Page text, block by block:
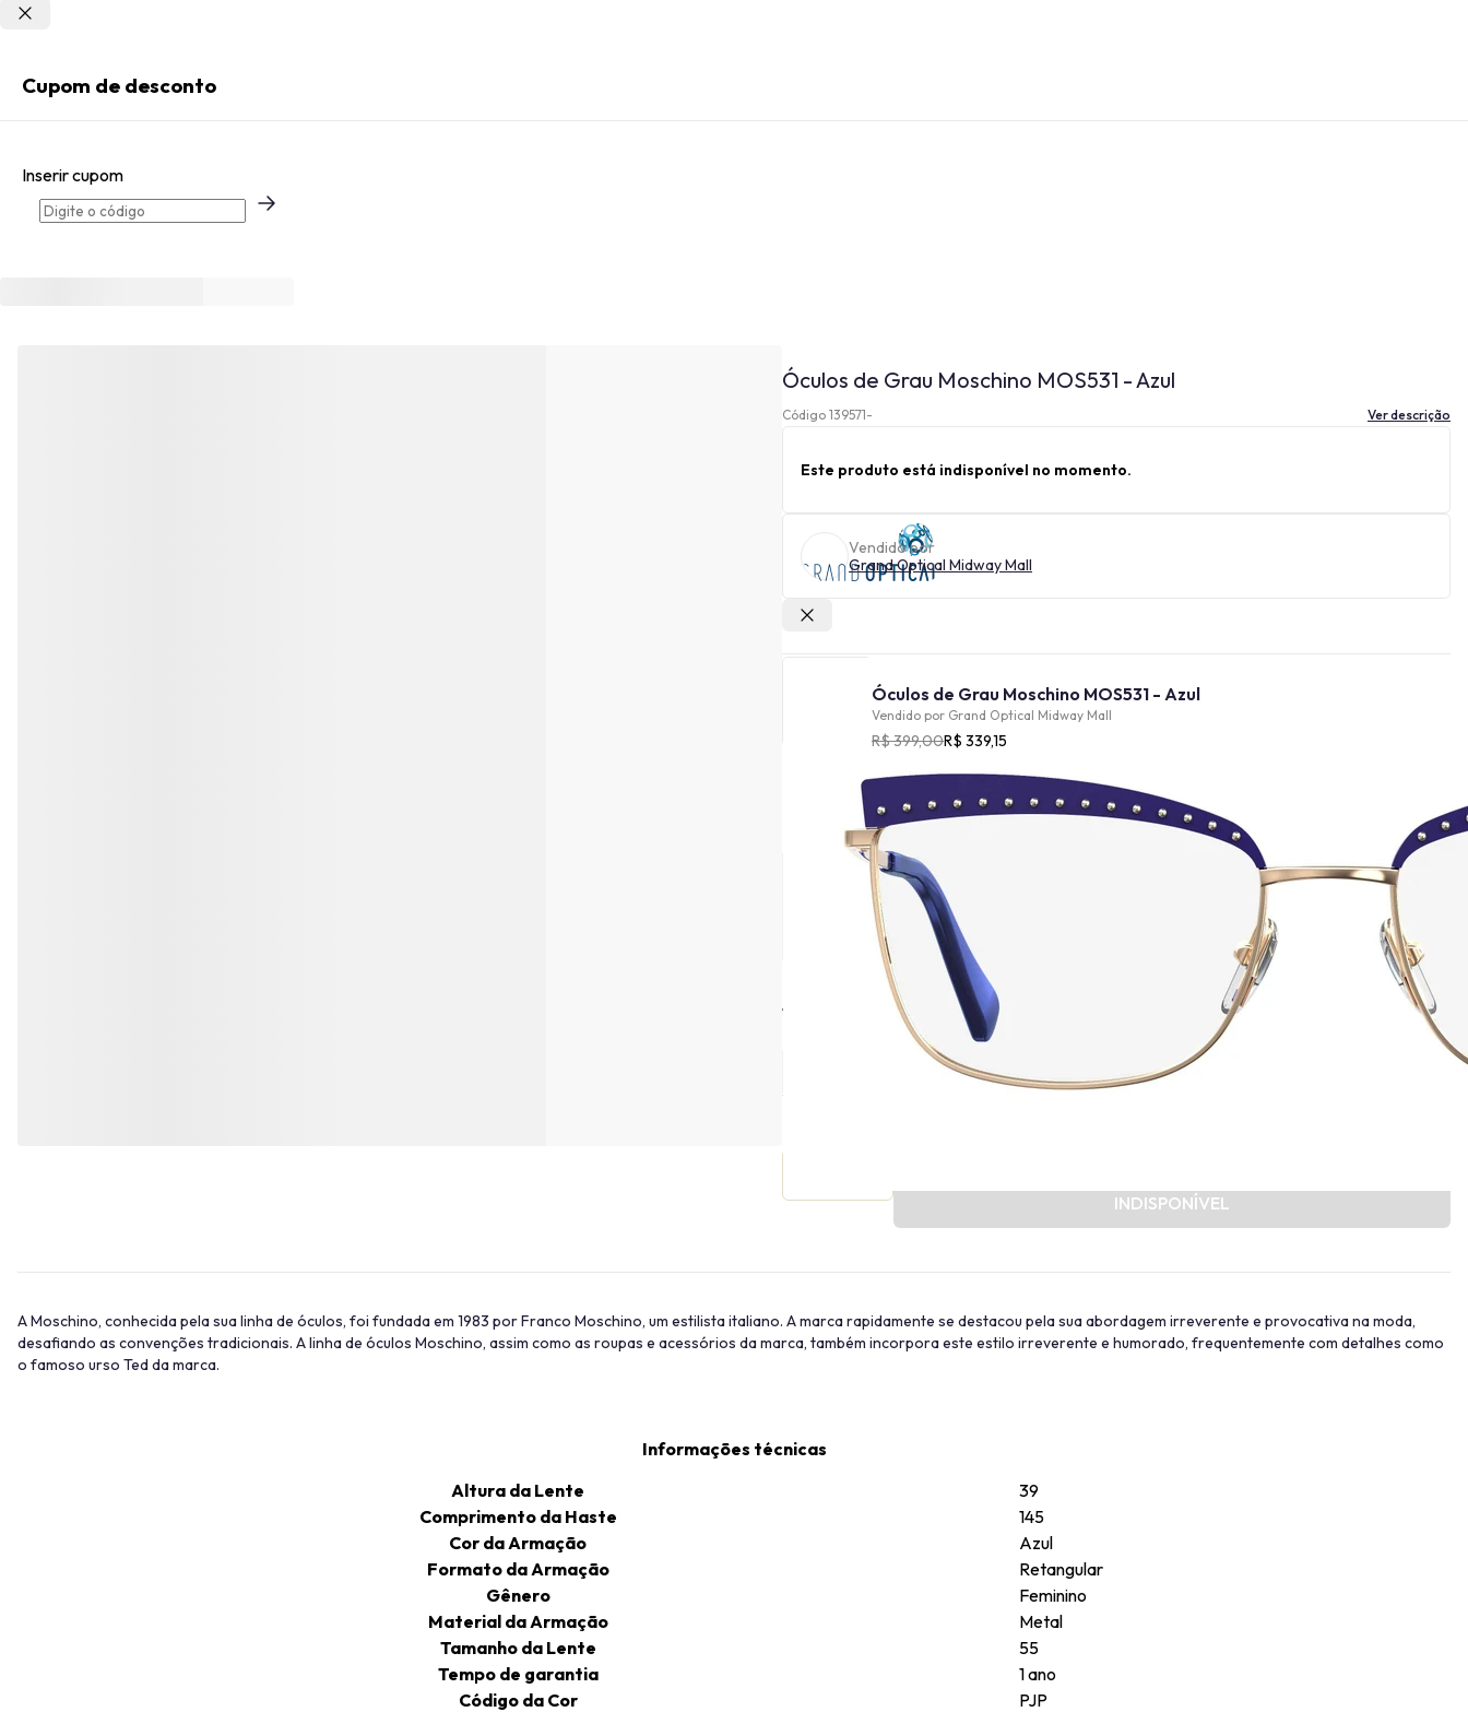
Esqueci minha senha
Acessar com senha temporária
Cupom de desconto
Inserir cupom
Óculos de Grau Moschino MOS531 - Azul
Código 139571- Ver descrição
Este produto está indisponível no momento.
Vendido por
Grand Optical Midway Mall
Óculos de Grau Moschino MOS531 - Azul
Vendido por Grand Optical Midway Mall
R$ 399,00R$ 339,15
Tamanho
INDISPONÍVEL
A Moschino, conhecida pela sua linha de óculos, foi fundada em 1983 por Franco Moschino, um estilista italiano. A marca rapidamente se destacou pela sua abordagem irreverente e provocativa na moda,
desafiando as convenções tradicionais. A linha de óculos Moschino, assim como as roupas e acessórios da marca, também incorpora este estilo irreverente e humorado, frequentemente com detalhes como
o famoso urso Ted da marca.
Informações técnicas
Altura da Lente
39
Comprimento da Haste
145
Cor da Armação
Azul
Formato da Armação
Retangular
Gênero
Feminino
Material da Armação
Metal
Tamanho da Lente
55
Tempo de garantia
1 ano
Código da Cor
PJP